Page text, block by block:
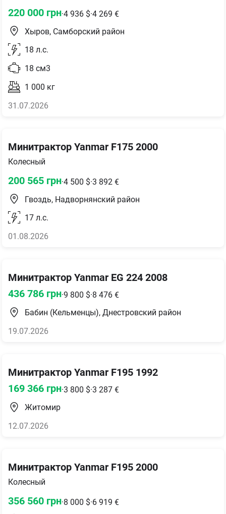
220 000 грн·4 936 $·4 269 €
Хыров, Самборский район
18 л.с.
18 см3
1 000 кг
31.07.2026
Минитрактор Yanmar F175 2000
Колесный
200 565 грн·4 500 $·3 892 €
Гвоздь, Надворнянский район
17 л.с.
01.08.2026
Минитрактор Yanmar EG 224 2008
436 786 грн·9 800 $·8 476 €
Бабин (Кельменцы), Днестровский район
19.07.2026
Минитрактор Yanmar F195 1992
169 366 грн·3 800 $·3 287 €
Житомир
12.07.2026
Минитрактор Yanmar F195 2000
Колесный
356 560 грн·8 000 $·6 919 €